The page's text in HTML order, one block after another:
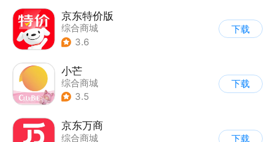
京东特价版
综合商城
3.6
下载
小芒
综合商城
3.5
下载
京东万商
综合商城
下载